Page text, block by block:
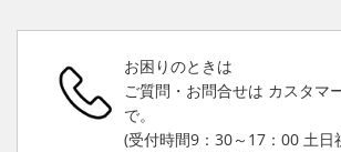
お困りのときは
ご質問・お問合せは カスタマ
で。
(受付時間9：30～17：00 土日